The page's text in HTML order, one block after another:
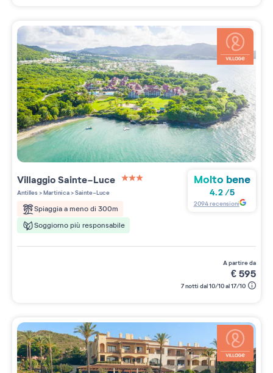
VillaggioSainte-Luce
Antilles>Martinica>Sainte-Luce
Spiaggia a meno di 300m
Soggiorno più responsabile
Molto bene
4.2/5
2094recensioni
a partire da
€595
7 notti dal 10/10 al 17/10